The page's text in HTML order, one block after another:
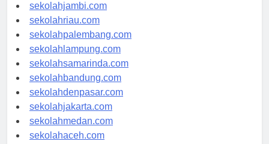
sekolahjambi.com
sekolahriau.com
sekolahpalembang.com
sekolahlampung.com
sekolahsamarinda.com
sekolahbandung.com
sekolahdenpasar.com
sekolahjakarta.com
sekolahmedan.com
sekolahaceh.com